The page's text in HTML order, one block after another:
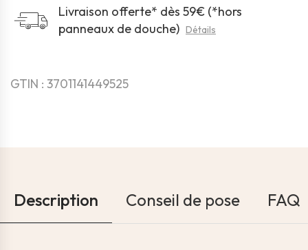
Livraison offerte* dès 59€ (*hors
panneaux de douche) Détails
GTIN : 3701141449525
Description Conseil de pose FAQ